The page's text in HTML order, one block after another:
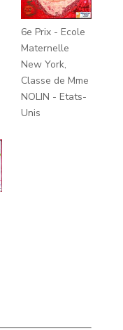
6e Prix - Ecole
Maternelle
New York,
Classe de Mme
NOLIN - Etats-
Unis